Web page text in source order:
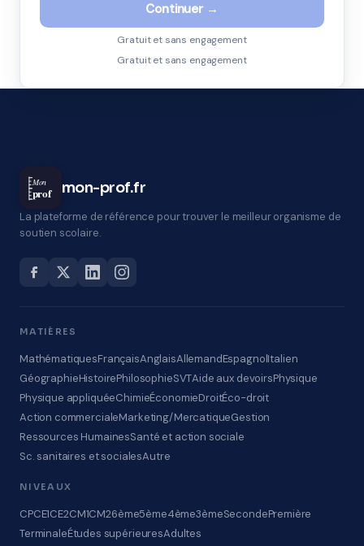
Continuer →
Gratuit et sans engagement
Gratuit et sans engagement
Mon
prof mon-prof.fr
La plateforme de référence pour trouver le meilleur organisme de
soutien scolaire.
MATIÈRES
MathématiquesFrançaisAnglaisAllemandEspagnolItalien
GéographieHistoirePhilosophieSVTAide aux devoirsPhysique
Physique appliquéeChimieÉconomieDroitÉco-droit
Action commercialeMarketing/MercatiqueGestion
Ressources HumainesSanté et action sociale
Sc. sanitaires et socialesAutre
NIVEAUX
CPCE1CE2CM1CM26ème5ème4ème3èmeSecondePremière
TerminaleÉtudes supérieuresAdultes